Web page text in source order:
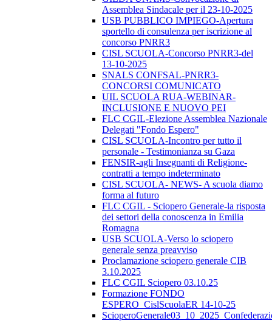
Assemblea Sindacale per il 23-10-2025
USB PUBBLICO IMPIEGO-Apertura
sportello di consulenza per iscrizione al
concorso PNRR3
CISL SCUOLA-Concorso PNRR3-del
13-10-2025
SNALS CONFSAL-PNRR3-
CONCORSI COMUNICATO
UIL SCUOLA RUA-WEBINAR-
INCLUSIONE E NUOVO PEI
FLC CGIL-Elezione Assemblea Nazionale
Delegati "Fondo Espero"
CISL SCUOLA-Incontro per tutto il
personale - Testimonianza su Gaza
FENSIR-agli Insegnanti di Religione-
contratti a tempo indeterminato
CISL SCUOLA- NEWS- A scuola diamo
forma al futuro
FLC CGIL - Sciopero Generale-la risposta
dei settori della conoscenza in Emilia
Romagna
USB SCUOLA-Verso lo sciopero
generale senza preavviso
Proclamazione sciopero generale CIB
3.10.2025
FLC CGIL Sciopero 03.10.25
Formazione FONDO
ESPERO_CislScuolaER 14-10-25